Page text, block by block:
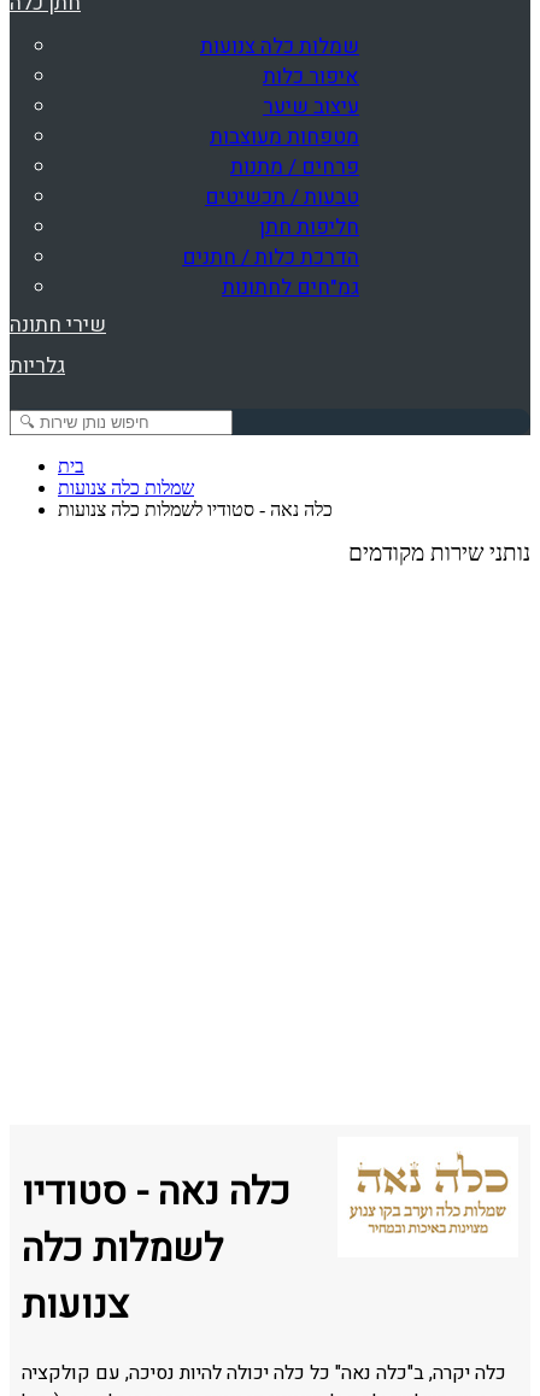
שמלות כלה צנועות
איפור כלות
עיצוב שיער
מטפחות מעוצבות
פרחים / מתנות
טבעות / תכשיטים
חליפות חתן
הדרכת כלות / חתנים
גמ"חים לחתונות
שירי חתונה
גלריות
בית
שמלות כלה צנועות
כלה נאה - סטודיו לשמלות כלה צנועות
נותני שירות מקודמים
כלה נאה - סטודיו
לשמלות כלה
צנועות
כלה יקרה, ב"כלה נאה" כל כלה יכולה להיות נסיכה, עם קולקציה